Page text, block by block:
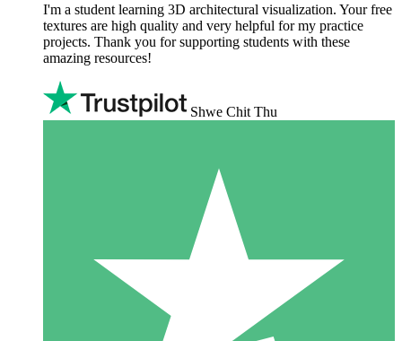
I'm a student learning 3D architectural visualization. Your free
textures are high quality and very helpful for my practice
projects. Thank you for supporting students with these
amazing resources!
Shwe Chit Thu